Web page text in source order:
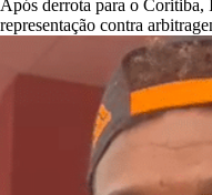
Após derrota para o Coritiba,
representação contra